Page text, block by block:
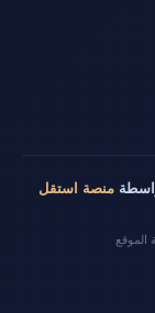
منصة استقل
الموقع